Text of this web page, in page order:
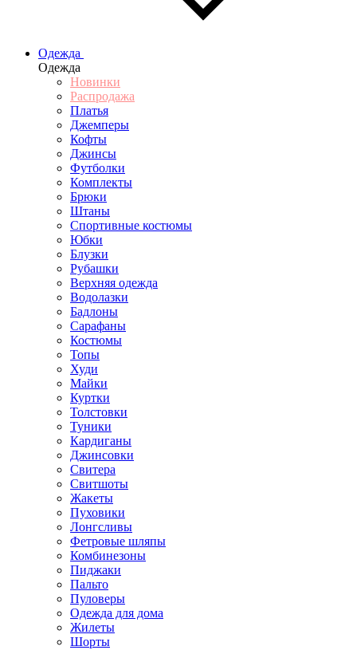
Одежда
Одежда
Новинки
Распродажа
Платья
Джемперы
Кофты
Джинсы
Футболки
Комплекты
Брюки
Штаны
Спортивные костюмы
Юбки
Блузки
Рубашки
Верхняя одежда
Водолазки
Бадлоны
Сарафаны
Костюмы
Топы
Худи
Майки
Куртки
Толстовки
Туники
Кардиганы
Джинсовки
Свитера
Свитшоты
Жакеты
Пуховики
Лонгсливы
Фетровые шляпы
Комбинезоны
Пиджаки
Пальто
Пуловеры
Одежда для дома
Жилеты
Шорты